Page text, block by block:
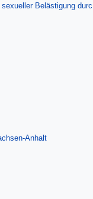
Belästigung
Anhalt